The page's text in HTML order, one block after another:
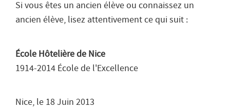
Si vous êtes un ancien élève ou connaissez un
ancien élève, lisez attentivement ce qui suit :
École Hôtelière de Nice
1914-2014 École de l'Excellence
Nice, le 18 Juin 2013